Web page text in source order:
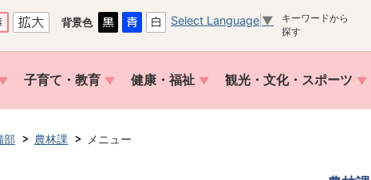
背景色 Select Language ▼
キーワードから
探す
子育て・教育 健康・福祉 観光・文化・スポーツ
部 農林課 メニュー